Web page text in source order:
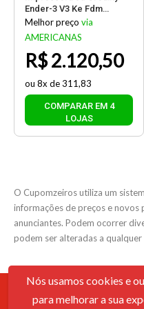
Ender-3 V3 Ke Fdm
Colorida Usb Bivolt
Melhor preço via
AMERICANAS
R$ 2.120,50
ou 8x de 311,83
COMPARAR EM 4
LOJAS
O Cupomzeiros utiliza um
informações de preços e
anunciantes. Podem ocorrer
podem ser alteradas a
Contato Sobre Nós
Nós usamos cookies e
para melhorar a sua